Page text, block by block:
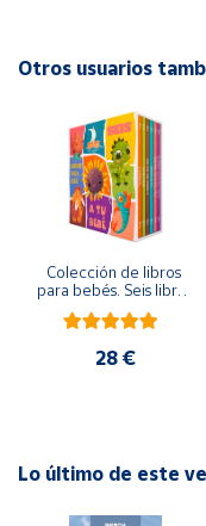
cliente
Ubicación
Península
Baleares
Editorial: Salvatella
Idioma: Catalán
Otros usuarios
Colección de libros
para bebés. Seis libros
de cartón en caja
28 €
Lo último de este